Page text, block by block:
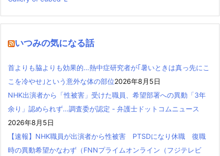
いつみの気になる話
首よりも脇よりも効果的…熱中症研究者が｢暑いときは真っ先にこ
こを冷やせ｣という意外な体の部位2026年8月5日
NHK出演者から「性被害」受けた職員、希望部署への異動「3年
余り」認められず…調査委が認定 - 弁護士ドットコムニュース
2026年8月5日
【速報】NHK職員が出演者から性被害 PTSDになり休職 復職
時の異動希望かなわず（FNNプライムオンライン（フジテレビ